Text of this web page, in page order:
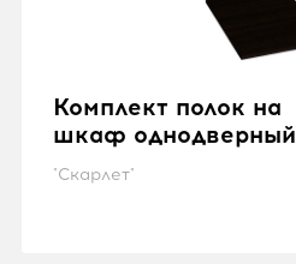
Комплект полок на
шкаф однодверный
"Скарлет"